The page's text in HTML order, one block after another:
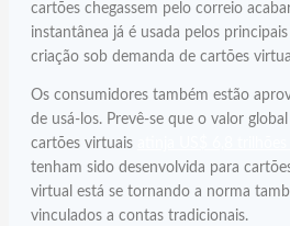
cartões chegassem pelo correio
instantânea já é usada pelos
criação sob demanda de cartões
Os consumidores também estão
de usá-los. Prevê-se que o valor
cartões virtuais
tenham sido desenvolvida para
virtual está se tornando a norma
vinculados a contas tradicionais.